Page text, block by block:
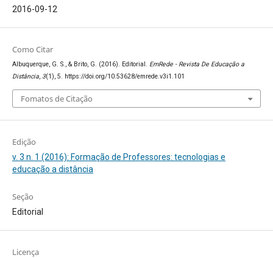
2016-09-12
Como Citar
Albuquerque, G. S., & Brito, G. (2016). Editorial. EmRede - Revista De Educação a
Distância, 3(1), 5. https://doi.org/10.53628/emrede.v3i1.101
Fomatos de Citação
Edição
v. 3 n. 1 (2016): Formação de Professores: tecnologias e
educação a distância
Seção
Editorial
Licença